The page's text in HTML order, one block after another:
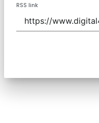
RSS link